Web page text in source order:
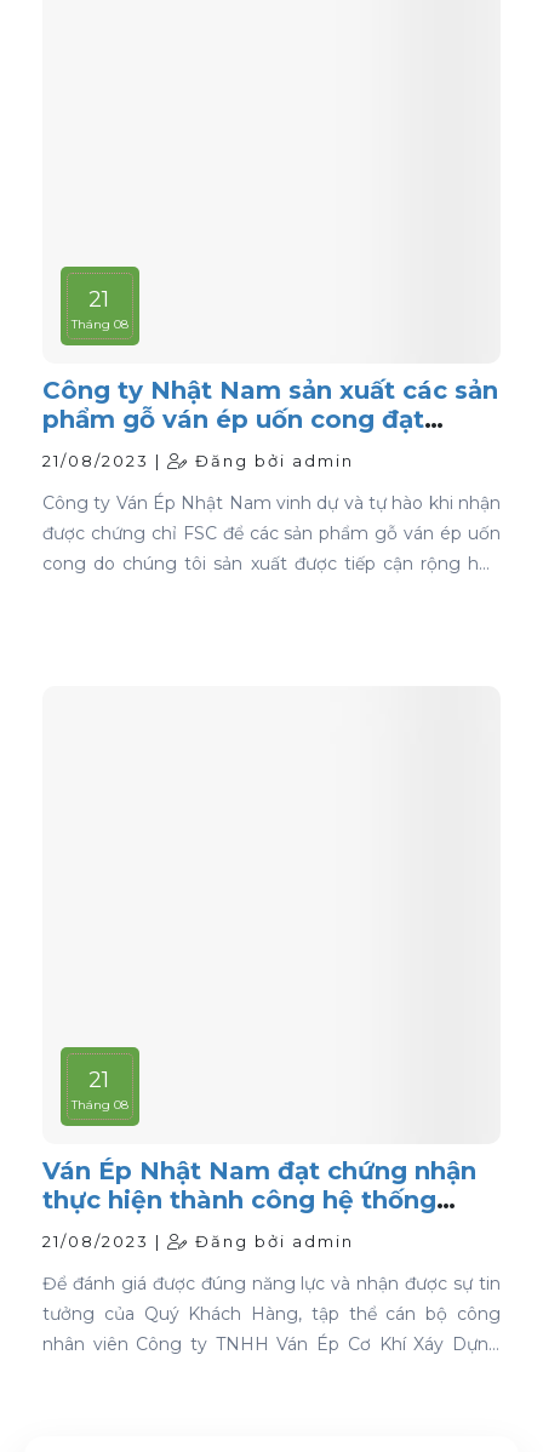
21
Tháng 08
Công ty Nhật Nam sản xuất các sản
phẩm gỗ ván ép uốn cong đạt
chứng nhận FSC
21/08/2023 | Đăng bởi admin
Công ty Ván Ép Nhật Nam vinh dự và tự hào khi nhận
được chứng chỉ FSC để các sản phẩm gỗ ván ép uốn
cong do chúng tôi sản xuất được tiếp cận rộng hơn
21
Tháng 08
Ván Ép Nhật Nam đạt chứng nhận
thực hiện thành công hệ thống
quản lý chất lượng ISO 9001:2015
21/08/2023 | Đăng bởi admin
Để đánh giá được đúng năng lực và nhận được sự tin
tưởng của Quý Khách Hàng, tập thể cán bộ công
nhân viên Công ty TNHH Ván Ép Cơ Khí Xáy Dựng